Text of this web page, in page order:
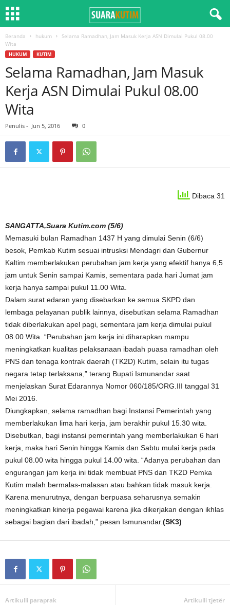
Beranda hukum
Selama Ramadhan, Jam Masuk Kerja ASN Dimulai Pukul 08.00
Wita
HUKUM KUTIM
Selama Ramadhan, Jam Masuk
Kerja ASN Dimulai Pukul 08.00
Wita
Penulis - Jun 5, 2016 0
Dibaca 31
SANGATTA,Suara Kutim.com (5/6)
Memasuki bulan Ramadhan 1437 H yang dimulai Senin (6/6)
besok, Pemkab Kutim sesuai intrusksi Mendagri dan Gubernur
Kaltim memberlakukan perubahan jam kerja yang efektif hanya 6,5
jam untuk Senin sampai Kamis, sementara pada hari Jumat jam
kerja hanya sampai pukul 11.00 Wita.
Dalam surat edaran yang disebarkan ke semua SKPD dan
lembaga pelayanan publik lainnya, disebutkan selama Ramadhan
tidak diberlakukan apel pagi, sementara jam kerja dimulai pukul
08.00 Wita. “Perubahan jam kerja ini diharapkan mampu
meningkatkan kualitas pelaksanaan ibadah puasa ramadhan oleh
PNS dan tenaga kontrak daerah (TK2D) Kutim, selain itu tugas
negara tetap terlaksana,” terang Bupati Ismunandar saat
menjelaskan Surat Edarannya Nomor 060/185/ORG.III tanggal 31
Mei 2016.
Diungkapkan, selama ramadhan bagi Instansi Pemerintah yang
memberlakukan lima hari kerja, jam berakhir pukul 15.30 wita.
Disebutkan, bagi instansi pemerintah yang memberlakukan 6 hari
kerja, maka hari Senin hingga Kamis dan Sabtu mulai kerja pada
pukul 08.00 wita hingga pukul 14.00 wita. “Adanya perubahan dan
engurangan jam kerja ini tidak membuat PNS dan TK2D Pemka
Kutim malah bermalas-malasan atau bahkan tidak masuk kerja.
Karena menurutnya, dengan berpuasa seharusnya semakin
meningkatkan kinerja pegawai karena jika dikerjakan dengan ikhlas
sebagai bagian dari ibadah,” pesan Ismunandar.(SK3)
Artikulli paraprak Artikulli tjetër